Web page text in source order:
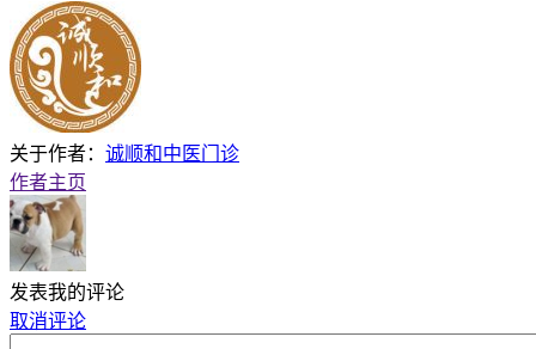
关于作者： 诚顺和中医门诊
作者主页
发表我的评论
取消评论